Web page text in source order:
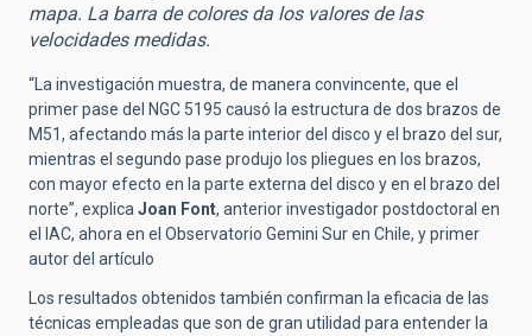
mapa. La barra de colores da los valores de las
velocidades medidas.
“La investigación muestra, de manera convincente, que el
primer pase del NGC 5195 causó la estructura de dos brazos de
M51, afectando más la parte interior del disco y el brazo del sur,
mientras el segundo pase produjo los pliegues en los brazos,
con mayor efecto en la parte externa del disco y en el brazo del
norte”, explica Joan Font, anterior investigador postdoctoral en
el IAC, ahora en el Observatorio Gemini Sur en Chile, y primer
autor del artículo
Los resultados obtenidos también confirman la eficacia de las
técnicas empleadas que son de gran utilidad para entender la